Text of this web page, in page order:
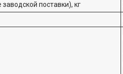
поставки), кг